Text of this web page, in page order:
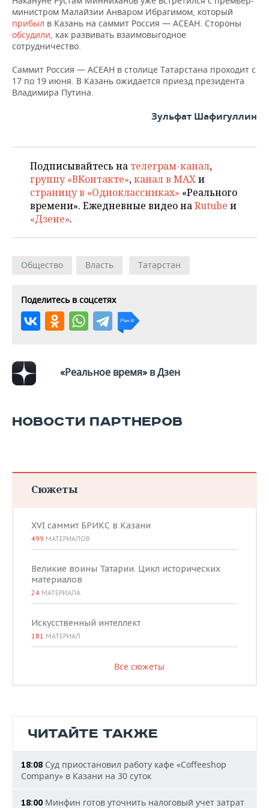
министром Малайзии Анваром Ибрагимом, который
прибыл в Казань на саммит Россия — АСЕАН. Стороны
обсудили, как развивать взаимовыгодное
сотрудничество.
Саммит Россия — АСЕАН в столице Татарстана проходит с
17 по 19 июня. В Казань ожидается приезд президента
Владимира Путина.
Зульфат Шафигуллин
Подписывайтесь на телеграм-канал,
группу «ВКонтакте»,канал в MAXи
страницу в «Одноклассниках» «Реального
времени». Ежедневные видео наRutube и
«Дзене».
Общество Власть Татарстан
Поделитесь в соцсетях
«Реальное время» в Дзен
НОВОСТИ ПАРТНЕРОВ
Сюжеты
XVI саммит БРИКС в Казани
499 МАТЕРИАЛОВ
Великие воины Татарии. Цикл исторических
материалов
24 МАТЕРИАЛА
Искусственный интеллект
181 МАТЕРИАЛ
Все сюжеты
ЧИТАЙТЕ ТАКЖЕ
18:08 Суд приостановил работу кафе «Coffeeshop
Company» в Казани на 30 суток
18:00 Минфин готов уточнить налоговый учет затрат